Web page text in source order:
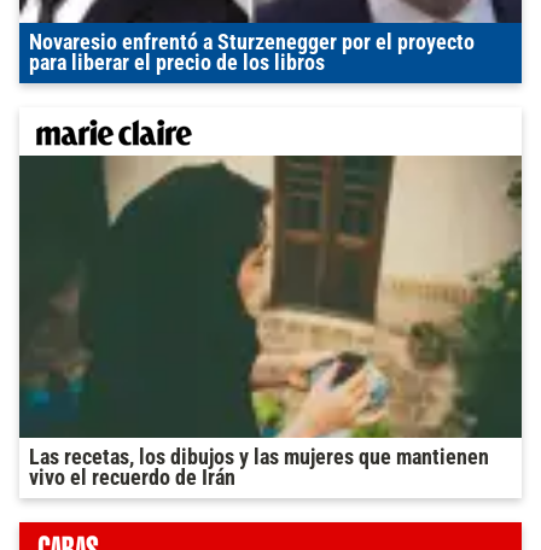
Novaresio enfrentó a Sturzenegger por el proyecto
para liberar el precio de los libros
Las recetas, los dibujos y las mujeres que mantienen
vivo el recuerdo de Irán